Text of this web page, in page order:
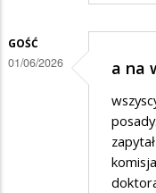
GOŚĆ
01/06/2026 a na